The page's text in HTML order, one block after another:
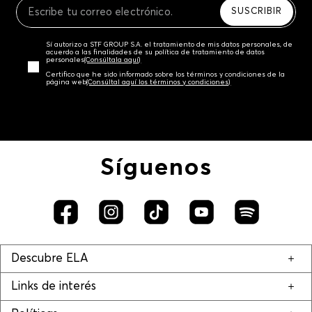
SUSCRIBIR
Sí autorizo a STF GROUP S.A. el tratamiento de mis datos personales, de
acuerdo a las finalidades de su política de tratamiento de datos
personales‎(Consúltala aquí)
Certifico que he sido informado sobre los términos y condiciones de la
página web‎(Consúltal aquí los términos y condiciones)
Síguenos
Descubre ELA
Links de interés